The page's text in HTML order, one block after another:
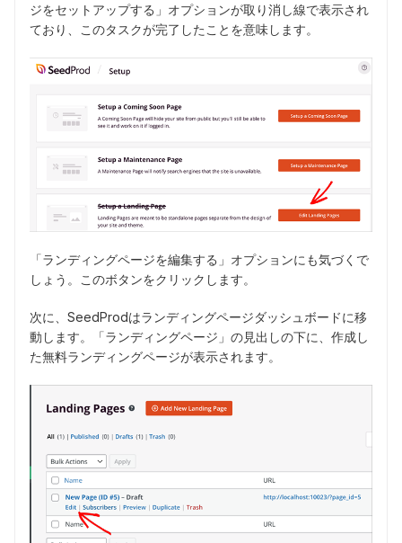
ジをセットアップする」オプションが取り消し線で表示され
ており、このタスクが完了したことを意味します。
「ランディングページを編集する」オプションにも気づくで
しょう。このボタンをクリックします。
次に、SeedProdはランディングページダッシュボードに移
動します。「ランディングページ」の見出しの下に、作成し
た無料ランディングページが表示されます。